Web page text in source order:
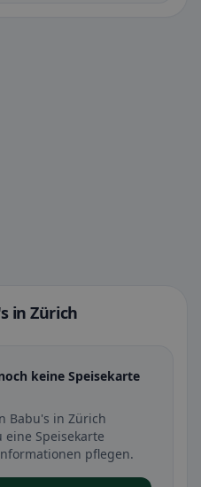
in Zürich
keine Speisekarte
Babu's in Zürich
Speisekarte
pflegen.